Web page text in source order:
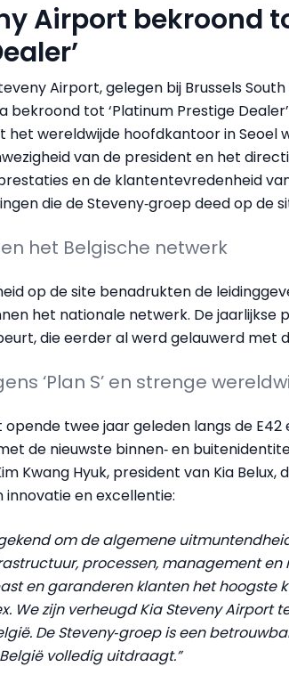
Airport bekroond
Airport, gelegen bij Brussels
bekroond tot ‘Platinum Prestige
het wereldwijde hoofdkantoor in Seoel
van de president en het
en de klantentevredenheid
die de Steveny‑groep deed op de
het Belgische netwerk
op de site benadrukten de
het nationale netwerk. De jaarlijkse
die eerder al werd gelauwerd met
‘Plan S’ en strenge
twee jaar geleden langs de E42
de nieuwste binnen‑ en
Kwang Hyuk, president van Kia
en excellentie:
om de algemene
processen, management
en garanderen klanten het hoogste
We zijn verheugd Kia Steveny Airport
De Steveny‑groep is een
volledig uitdraagt.”